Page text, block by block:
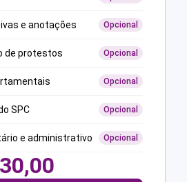
e anotações Opcional
de protestos Opcional
Opcional
SPC Opcional
e administrativo Opcional
30,00